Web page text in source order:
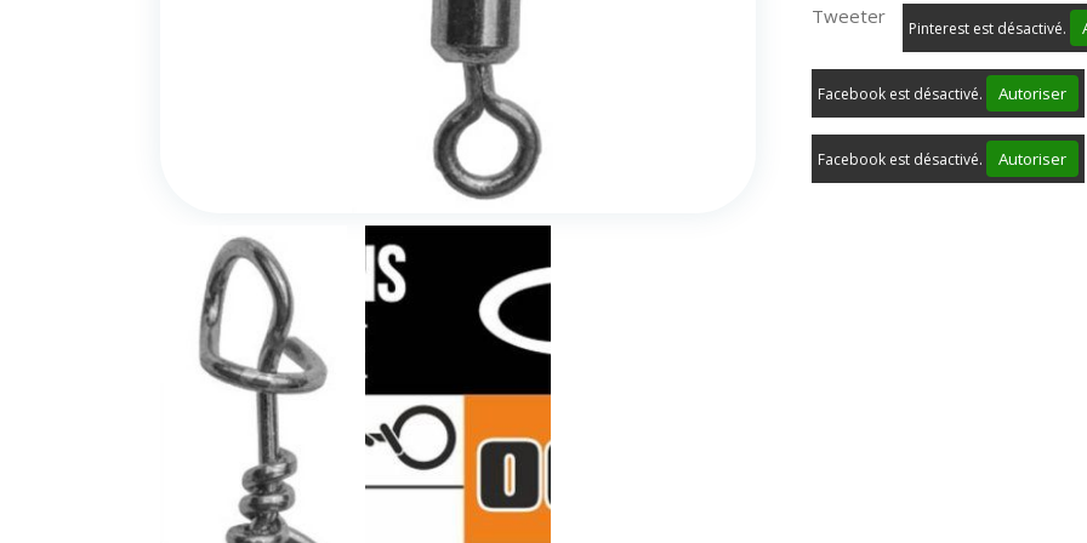
Tweeter
Pinterest est désactivé.
Facebook est désactivé. Autoriser
Facebook est désactivé. Autoriser